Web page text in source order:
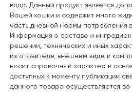
вода. Данный продукт является
Вашей кошки и содержит много
часть дневной нормы потребления
Информация о составе и
решении, технических и иных
изготовителе, внешнем виде и
носит справочный характер и
доступных к моменту публикации
данного товара осуществляется